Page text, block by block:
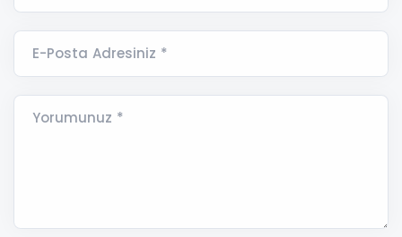
E-Posta Adresiniz *
Yorumunuz *